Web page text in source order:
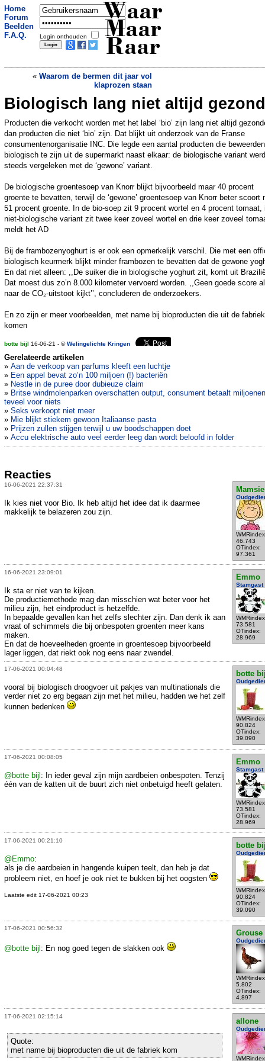
Home
Forum
Beelden
F.A.Q.
Login onthouden
Waar
Maar
Raar
« Waarom de bermen dit jaar vol
klaprozen staan
Autodief brengt 3-jarig meisje veilig
terug nadat hij met haar wegreed op de
achterbank»
Biologisch lang niet altijd
Producten die verkocht worden met het label ‘bio’ zijn lang niet altijd
dan producten die niet ‘bio’ zijn. Dat blijkt uit onderzoek van de Franse
consumentenorganisatie INC. Die legde een aantal producten die beweerden
biologisch te zijn uit de supermarkt naast elkaar: de biologische variant werd
steeds vergeleken met de ‘gewone’ variant.
De biologische groentesoep van Knorr blijkt bijvoorbeeld maar 40 procent
groente te bevatten, terwijl de ‘gewone’ groentesoep van Knorr beter scoort
51 procent groente. In de bio-soep zit 9 procent wortel en 4 procent tomaat,
niet-biologische variant zit twee keer zoveel wortel en drie keer zoveel
meldt het AD
Bij de frambozenyoghurt is er ook een opmerkelijk verschil. Die met een
biologisch keurmerk blijkt minder frambozen te bevatten dat de gewone
En dat niet alleen: ,,De suiker die in biologische yoghurt zit, komt uit
Dat moest dus zo’n 8.000 kilometer vervoerd worden. ,,Geen goede score
naar de CO₂-uitstoot kijkt’’, concluderen de onderzoekers.
En zo zijn er meer voorbeelden, met name bij bioproducten die uit de fabriek
komen
botte bijl 16-06-21 - ©Welingelichte Kringen
Gerelateerde artikelen
» Aan de verkoop van parfums kleeft een luchtje
» Een appel bevat zo’n 100 miljoen (!) bacteriën
» Nestle in de puree door dubieuze claim
» Britse windmolenparken overschatten output, consument betaalt miljoenen
teveel voor niets
» Seks verkoopt niet meer
» Mie blijkt stiekem gewoon Italiaanse pasta
» Prijzen zullen stijgen terwijl u uw boodschappen doet
» Accu elektrische auto veel eerder leeg dan wordt beloofd in folder
Reacties
16-06-2021 22:37:31
Mamsie
46.743
OTindex:
97.361
Ik kies niet voor Bio. Ik heb altijd het idee dat ik daarmee
makkelijk te belazeren zou zijn.
16-06-2021 23:09:01
Emmo
Stamgast
73.581
OTindex:
28.969
Ik sta er niet van te kijken.
De productiemethode mag dan misschien wat beter voor het
milieu zijn, het eindproduct is hetzelfde.
In bepaalde gevallen kan het zelfs slechter zijn. Dan denk ik aan
vraat of schimmels die bij onbespoten groenten meer kans
maken.
En dat de hoeveelheden groente in groentesoep bijvoorbeeld
lager liggen, dat riekt ook nog eens naar zwendel.
17-06-2021 00:04:48
botte
90.824
OTindex:
39.090
vooral bij biologisch droogvoer uit pakjes van multinationals die
verder niet zo erg begaan zijn met het milieu, hadden we het zelf
kunnen bedenken
17-06-2021 00:08:05
Emmo
Stamgast
73.581
OTindex:
28.969
@botte bijl: In ieder geval zijn mijn aardbeien onbespoten. Tenzij
één van de katten uit de buurt zich niet onbetuigd heeft gelaten.
17-06-2021 00:21:10
botte
90.824
OTindex:
39.090
@Emmo:
als je die aardbeien in hangende kuipen teelt, dan heb je dat
probleem niet, en hoef je ook niet te bukken bij het oogsten
Laatste edit 17-06-2021 00:23
17-06-2021 00:56:32
Grouse
5.802
OTindex:
4.897
@botte bijl : En nog goed tegen de slakken ook
17-06-2021 02:15:14
allone
Quote:
met name bij bioproducten die uit de fabriek kom